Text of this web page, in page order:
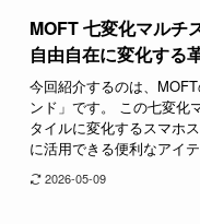
MOFT 七変化マルチ
自由自在に変化する
今回紹介するのは、
ンド」です。 この七変化
タイルに変化するスマホ
に活用できる便利なアイ
2026-05-09